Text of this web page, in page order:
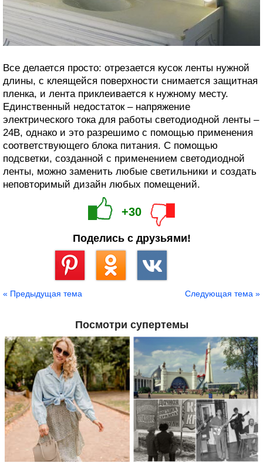
Все делается просто: отрезается кусок ленты нужной
длины, с клеящейся поверхности снимается защитная
пленка, и лента приклеивается к нужному месту.
Единственный недостаток – напряжение
электрического тока для работы светодиодной ленты –
24В, однако и это разрешимо с помощью применения
соответствующего блока питания. С помощью
подсветки, созданной с применением светодиодной
ленты, можно заменить любые светильники и создать
неповторимый дизайн любых помещений.
+30
Поделись с друзьями!
« Предыдущая тема Следующая тема »
Посмотри супертемы